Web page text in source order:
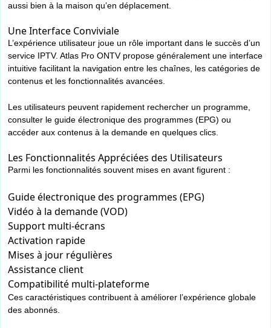
aussi bien à la maison qu’en déplacement.
Une Interface Conviviale
L’expérience utilisateur joue un rôle important dans le succès d’un
service IPTV. Atlas Pro ONTV propose généralement une interface
intuitive facilitant la navigation entre les chaînes, les catégories de
contenus et les fonctionnalités avancées.
Les utilisateurs peuvent rapidement rechercher un programme,
consulter le guide électronique des programmes (EPG) ou
accéder aux contenus à la demande en quelques clics.
Les Fonctionnalités Appréciées des Utilisateurs
Parmi les fonctionnalités souvent mises en avant figurent :
Guide électronique des programmes (EPG)
Vidéo à la demande (VOD)
Support multi-écrans
Activation rapide
Mises à jour régulières
Assistance client
Compatibilité multi-plateforme
Ces caractéristiques contribuent à améliorer l’expérience globale
des abonnés.